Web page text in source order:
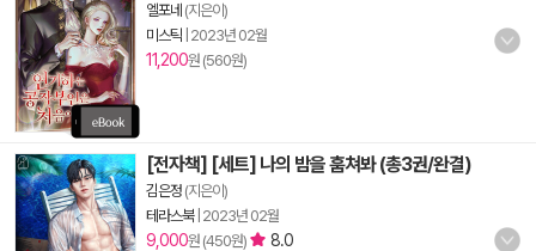
엘포네 (지은이)
미스틱 2023년 02월
11,200원 (560원)
[전자책] [세트] 나의 밤을 훔쳐봐 (총3권/완결)
김은정 (지은이)
테라스북| 2023년 02월
9,000원 (450원) 8.0